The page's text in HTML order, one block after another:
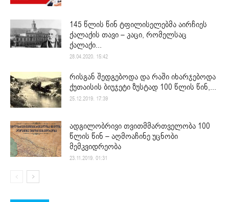
145 წლის წინ ტფილისელებმა აირჩიეს
ქალაქის თავი – კაცი, რომელსაც
ქალაქი...
28.04.2020. 15:42
რისგან შედგებოდა და რაში იხარჯებოდა
ქუთაისის ბიუჯეტი ზუსტად 100 წლის წინ,...
25.12.2019. 17:39
ადგილობრივი თვითმმართველობა 100
წლის წინ – აღმოაჩინე უცნობი
მემკვიდრეობა
23.11.2019. 01:31